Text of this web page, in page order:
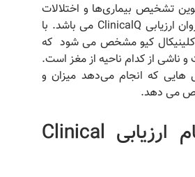
تشخیص بیماری‌ها و اختلالات
مغز و اعصاب و روان ارزیابی ClinicalQ می باشد. با
کیو مشخص می شود که
از کدام ناحیه از مغز است.
هایی که انجام می‌دهد میزان و
می دهد.
روش انجام ارزیابی Clinical